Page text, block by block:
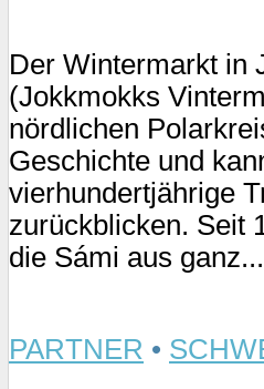
Der Wintermarkt in
(Jokkmokks
nördlichen
Geschichte und
vierhundertjährige
zurückblicken. Seit
die Sámi aus ganz...
PARTNER •